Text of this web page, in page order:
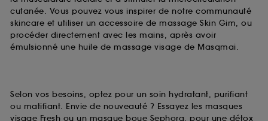
cutanée. Vous pouvez vous inspirer de notre communauté
skincare et utiliser un accessoire de massage Skin Gim, ou
procéder directement avec les mains, après avoir
émulsionné une huile de massage visage de Masqmai.
Selon vos besoins, optez pour un soin hydratant, purifiant
ou matifiant. Envie de nouveauté ? Essayez les masques
visage Fresh ou un masque boue Sephora, pour une détox